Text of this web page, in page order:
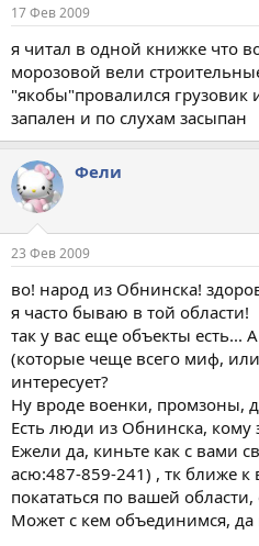
17 Фев 2009
я читал в одной книжке что
морозовой вели
"якобы"провалился грузовик
запален и по слухам засыпан
Фели
23 Фев 2009
во! народ из Обнинска!
я часто бываю в той области!
так у вас еще объекты есть...
(которые чеще всего миф,
интересует?
Ну вроде военки, промзоны,
Есть люди из Обнинска, кому
Ежели да, киньте как с вами
асю:487-859-241) , тк ближе к
покататься по вашей области,
Может с кем объединимся, да